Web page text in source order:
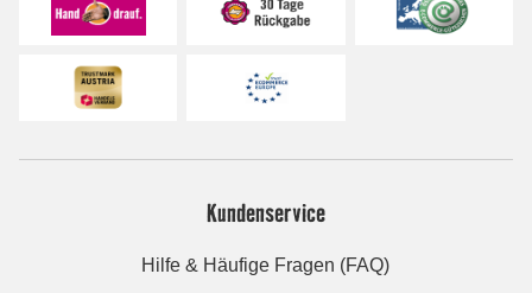
Kundenservice
Hilfe & Häufige Fragen (FAQ)